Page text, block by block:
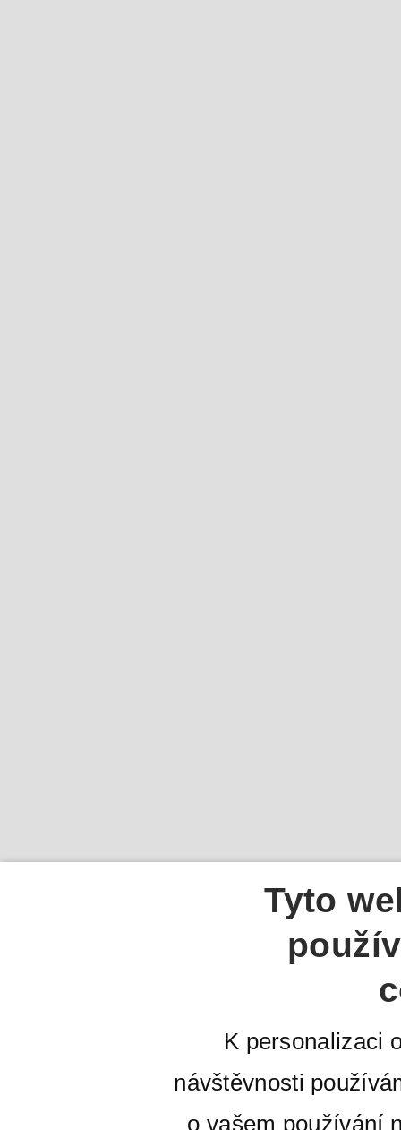
Tyto
K personalizaci
návštěvnosti
o vašem používání